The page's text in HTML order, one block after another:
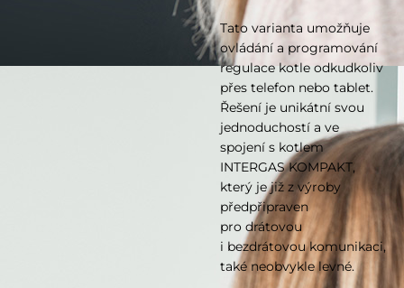
Tato varianta umožňuje
ovládání a programování
regulace kotle odkudkoliv
přes telefon nebo tablet.
Řešení je unikátní svou
jednoduchostí a ve
spojení s kotlem
INTERGAS KOMPAKT,
který je již z výroby
předpřipraven
pro drátovou
i bezdrátovou komunikaci,
také neobvykle levné.